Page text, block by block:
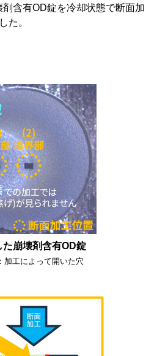
含有OD錠を冷却状態で断面加
た。
た崩壊剤含有OD錠
加工によって開いた穴